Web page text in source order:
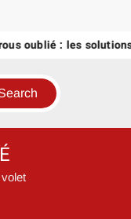
oublié : les solutions